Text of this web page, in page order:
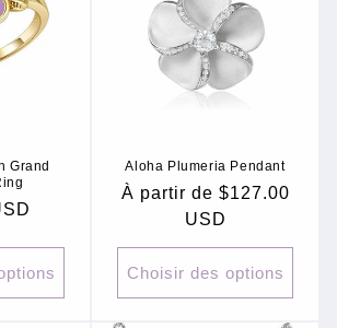
Grand
Aloha Plumeria Pendant
Prix
À partir de $127.00
USD
Choisir des options